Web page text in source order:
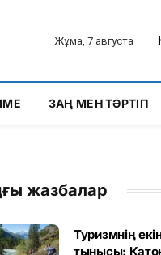
Жұма, 7 августа
ЗАҢ МЕН ТӘРТІП
жазбалар
Туризмнің
тынысы: